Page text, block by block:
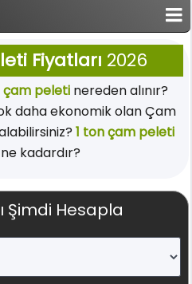
Fiyatları 2026
çam peleti nereden alınır?
daha ekonomik olan Çam
1 ton çam peleti
kadardır?
Şimdi Hesapla